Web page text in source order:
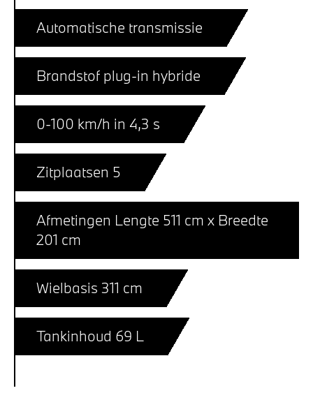
Automatische transmissie
Brandstof plug-in hybride
0-100 km/h in 4,3 s
Zitplaatsen 5
Afmetingen Lengte 511 cm x Breedte
201 cm
Wielbasis 311 cm
Tankinhoud 69 L